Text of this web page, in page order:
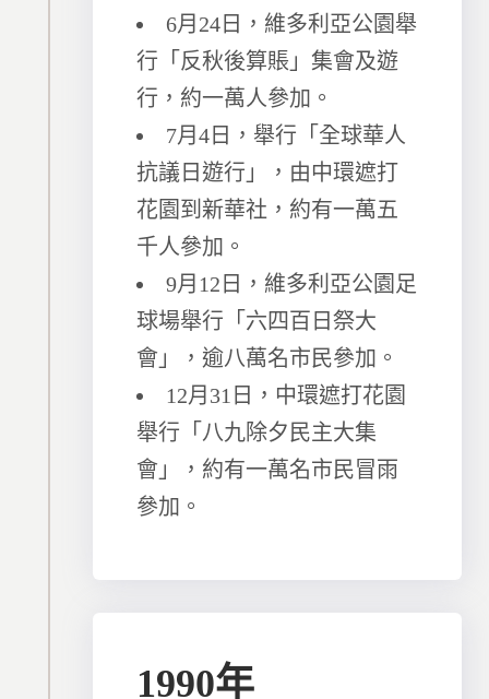
6月24日，維多利亞公園舉
行「反秋後算賬」集會及遊
行，約一萬人參加。
7月4日，舉行「全球華人
抗議日遊行」，由中環遮打
花園到新華社，約有一萬五
千人參加。
9月12日，維多利亞公園足
球場舉行「六四百日祭大
會」，逾八萬名市民參加。
12月31日，中環遮打花園
舉行「八九除夕民主大集
會」，約有一萬名市民冒雨
參加。
1990年